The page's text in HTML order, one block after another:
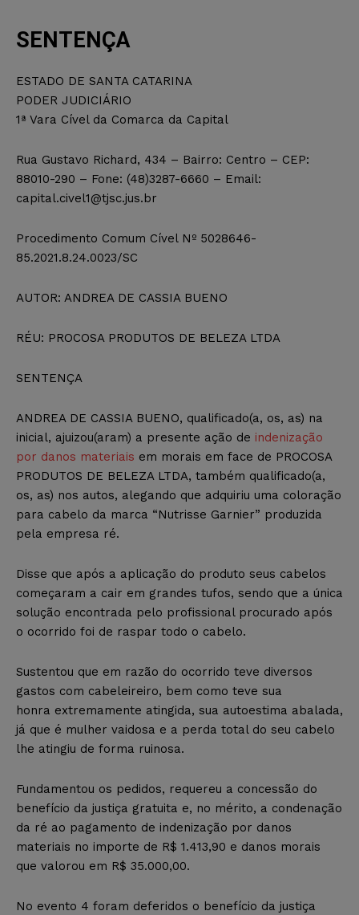
SENTENÇA
ESTADO DE SANTA CATARINA
PODER JUDICIÁRIO
1ª Vara Cível da Comarca da Capital
Rua Gustavo Richard, 434 – Bairro: Centro – CEP:
88010-290 – Fone: (48)3287-6660 – Email:
capital.civel1@tjsc.jus.br
Procedimento Comum Cível Nº 5028646-
85.2021.8.24.0023/SC
AUTOR: ANDREA DE CASSIA BUENO
RÉU: PROCOSA PRODUTOS DE BELEZA LTDA
SENTENÇA
ANDREA DE CASSIA BUENO, qualificado(a, os, as) na
inicial, ajuizou(aram) a presente ação de indenização
por danos materiais em morais em face de PROCOSA
PRODUTOS DE BELEZA LTDA, também qualificado(a,
os, as) nos autos, alegando que adquiriu uma coloração
para cabelo da marca “Nutrisse Garnier” produzida
pela empresa ré.
Disse que após a aplicação do produto seus cabelos
começaram a cair em grandes tufos, sendo que a única
solução encontrada pelo profissional procurado após
o ocorrido foi de raspar todo o cabelo.
Sustentou que em razão do ocorrido teve diversos
gastos com cabeleireiro, bem como teve sua
honra extremamente atingida, sua autoestima abalada,
já que é mulher vaidosa e a perda total do seu cabelo
lhe atingiu de forma ruinosa.
Fundamentou os pedidos, requereu a concessão do
benefício da justiça gratuita e, no mérito, a condenação
da ré ao pagamento de indenização por danos
materiais no importe de R$ 1.413,90 e danos morais
que valorou em R$ 35.000,00.
No evento 4 foram deferidos o benefício da justiça